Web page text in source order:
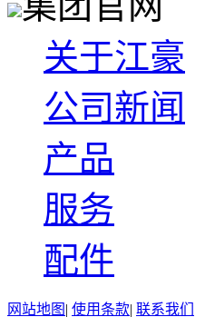
关于江豪
公司新闻
产品
服务
配件
网站地图 | 使用条款| 联系我们